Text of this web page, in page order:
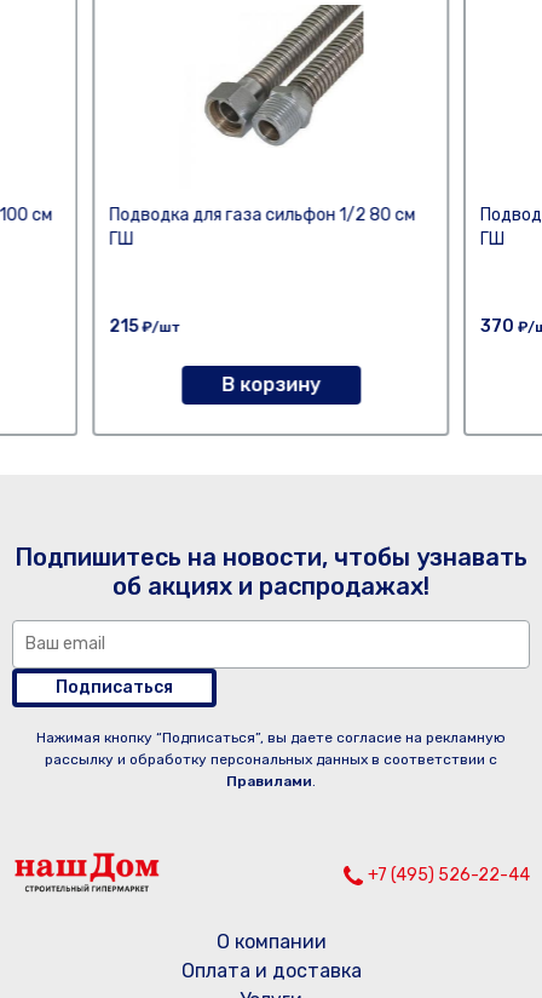
см
Подводка для газа сильфон 1/2 80 см
ГШ
215₽/шт
В корзину
ГШ
370 ₽/
Подпишитесь на новости, чтобы узнавать
об акциях и распродажах!
Подписаться
Нажимая кнопку “Подписаться”, вы даете согласие на рекламную
рассылку и обработку персональных данных в соответствии с
Правилами.
+7 (495) 526-22-44
О компании
Оплата и доставка